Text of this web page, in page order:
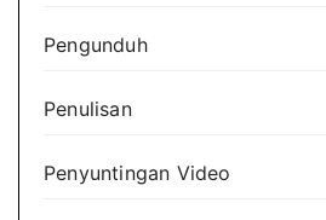
Pengunduh
Penulisan
Penyuntingan Video